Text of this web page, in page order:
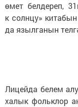
өмет белдереп,
к солнцу»
да язылганын
Лицейда белем
халык фольклор